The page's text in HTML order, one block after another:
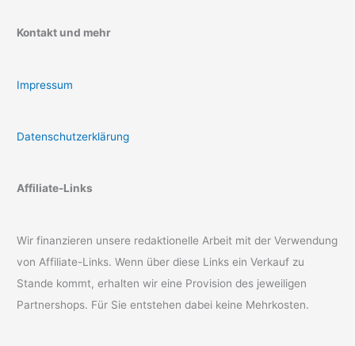
Kontakt und mehr
Impressum
Datenschutzerklärung
Affiliate-Links
Wir finanzieren unsere redaktionelle Arbeit mit der Verwendung
von Affiliate-Links. Wenn über diese Links ein Verkauf zu
Stande kommt, erhalten wir eine Provision des jeweiligen
Partnershops. Für Sie entstehen dabei keine Mehrkosten.